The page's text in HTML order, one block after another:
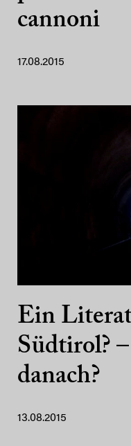
cannoni
17.08.2015
Ein
Südtirol?
danach?
13.08.2015